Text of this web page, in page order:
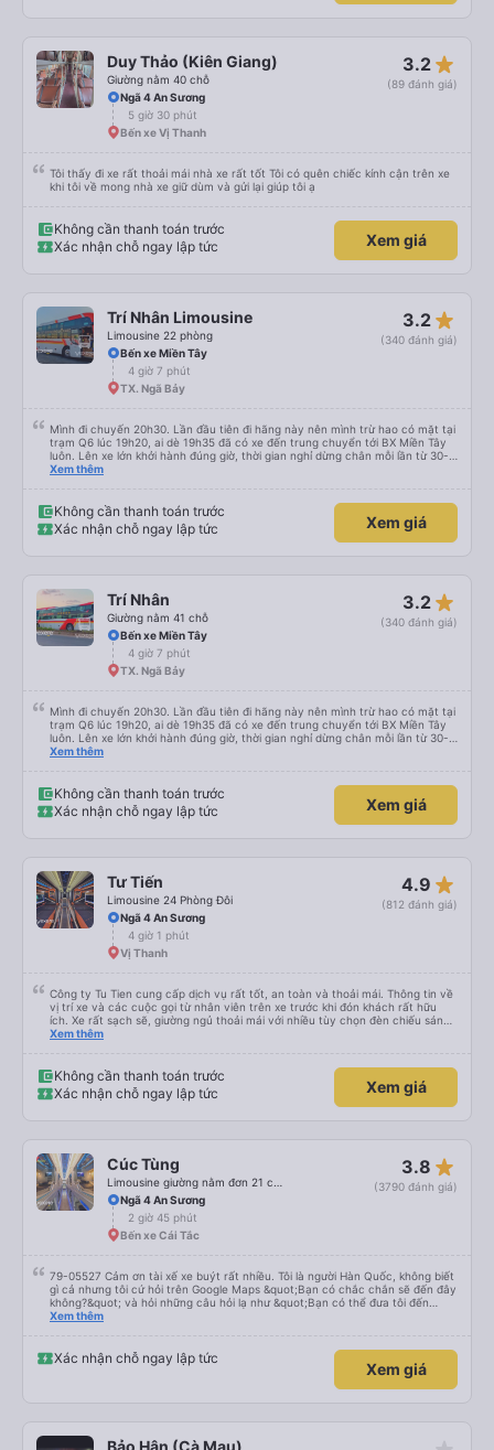
Duy Thảo (Kiên Giang)
Giường nằm 40 chỗ
3.2 star_rate
(89 đánh giá)
Ngã 4 An Sương
5 giờ 30 phút
Bến xe Vị Thanh
Tôi thấy đi xe rất thoải mái nhà xe rất tốt Tôi có quên chiếc kính cận trên xe
khi tôi về mong nhà xe giữ dùm và gửi lại giúp tôi ạ
Không cần thanh toán trước
Xác nhận chỗ ngay lập tức
Xem giá
Trí Nhân Limousine
Limousine 22 phòng
3.2 star_rate
(340 đánh giá)
Bến xe Miền Tây
4 giờ 7 phút
TX. Ngã Bảy
Mình đi chuyến 20h30. Lần đầu tiên đi hãng này nên mình trừ hao có mặt tại
trạm Q6 lúc 19h20, ai dè 19h35 đã có xe đến trung chuyển tới BX Miền Tây
luôn. Lên xe lớn khởi hành đúng giờ, thời gian nghỉ dừng chân mỗi lần từ 30-
45 phút. Đến trạm Giá Rai thì có xe trung chuyển chờ sẵn chở đến nơi.
Xem thêm
Không cần thanh toán trước
Xác nhận chỗ ngay lập tức
Xem giá
Trí Nhân
Giường nằm 41 chỗ
3.2 star_rate
(340 đánh giá)
Bến xe Miền Tây
4 giờ 7 phút
TX. Ngã Bảy
Mình đi chuyến 20h30. Lần đầu tiên đi hãng này nên mình trừ hao có mặt tại
trạm Q6 lúc 19h20, ai dè 19h35 đã có xe đến trung chuyển tới BX Miền Tây
luôn. Lên xe lớn khởi hành đúng giờ, thời gian nghỉ dừng chân mỗi lần từ 30-
45 phút. Đến trạm Giá Rai thì có xe trung chuyển chờ sẵn chở đến nơi.
Xem thêm
Không cần thanh toán trước
Xác nhận chỗ ngay lập tức
Xem giá
Tư Tiến
Limousine 24 Phòng Đôi
4.9 star_rate
(812 đánh giá)
Ngã 4 An Sương
4 giờ 1 phút
Vị Thanh
Công ty Tu Tien cung cấp dịch vụ rất tốt, an toàn và thoải mái. Thông tin về
vị trí xe và các cuộc gọi từ nhân viên trên xe trước khi đón khách rất hữu
ích. Xe rất sạch sẽ, giường ngủ thoải mái với nhiều tùy chọn đèn chiếu sáng
và cổng USB được đặt ở vị trí thuận tiện. Nhân viên rất lịch sự và xe đến
Xem thêm
Không cần thanh toán trước
Xác nhận chỗ ngay lập tức
Xem giá
Cúc Tùng 3.8 star_rate
(3790 đánh giá)
Ngã 4 An Sương
2 giờ 45 phút
Bến xe Cái Tắc
79-05527 Cảm ơn tài xế xe buýt rất nhiều. Tôi là người Hàn Quốc, không biết
gì cả nhưng tôi cứ hỏi trên Google Maps &quot;Bạn có chắc chắn sẽ đến đây
không?&quot; và hỏi những câu hỏi lạ như &quot;Bạn có thể đưa tôi đến
khách sạn của chúng tôi không?&quot; Nhưng tài xế đã quan tâm. của mọi
limousine vào buổi sáng. ngu ngốc đến mức tôi nghĩ tài xế đã giúp tôi. Nếu
tài xế không ở đó, tôi vẫn đang suy nghĩ về câu chuyện đó vì nó chắc hẳn
rất nguy hiểm.. Cảm ơn rất nhiều.. Cảm ơn xe buýt 79-05527 rất nhiều tài
tôi không?&quot; Vốn dĩ tôi đến lúc 2h30 sáng nhưng lúc đó không xuống xe
Xem thêm
Xác nhận chỗ ngay lập tức
Xem giá
Bảo Hân (Cà Mau)